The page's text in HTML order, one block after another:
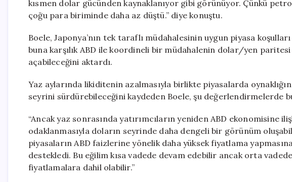
kısmen dolar gücünden kaynaklanıyor gibi görünüyor. Çünkü
çoğu para biriminde daha az düştü.” diye konuştu.
Boele, Japonya’nın tek taraflı müdahalesinin uygun piyasa
buna karşılık ABD ile koordineli bir müdahalenin dolar/yen
açabileceğini aktardı.
Yaz aylarında likiditenin azalmasıyla birlikte piyasalarda
seyrini sürdürebileceğini kaydeden Boele, şu değerlendirmelerde
“Ancak yaz sonrasında yatırımcıların yeniden ABD ekonomisine
odaklanmasıyla doların seyrinde daha dengeli bir görünüm
piyasaların ABD faizlerine yönelik daha yüksek fiyatlama
destekledi. Bu eğilim kısa vadede devam edebilir ancak orta
fiyatlamalara dahil olabilir.”